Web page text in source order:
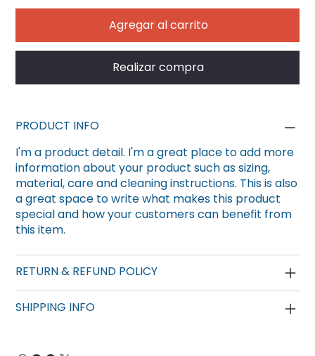
Agregar al carrito
Realizar compra
PRODUCT INFO
I'm a product detail. I'm a great place to add more
information about your product such as sizing,
material, care and cleaning instructions. This is also
a great space to write what makes this product
special and how your customers can benefit from
this item.
RETURN & REFUND POLICY
SHIPPING INFO